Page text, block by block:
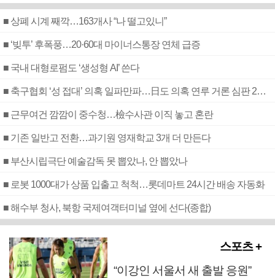
■ 상폐 시계 째깍…163개사 “나 떨고있니”
■ ‘빚투’ 후폭풍…20·60대 마이너스통장 연체 급증
■ 국내 대형로펌도 ‘생성형 AI’ 쓴다
■ 축구협회 ‘성 접대’ 의혹 일파만파…日도 의혹 연루 거론 심판 2명 조사
■ 근무여건 깜깜이 중수청…檢수사관 이직 놓고 혼란
■ 기존 일반고 전환…과기원 영재학교 3개 더 만든다
■ 부산시립극단 예술감독 못 뽑았나, 안 뽑았나
■ 로봇 1000대가 상품 입출고 척척…롯데마트 24시간 배송 자동화
■ 해수부 청사, 북항 국제여객터미널 옆에 선다(종합)
스포츠 +
“이강인 서울서 새 출발 응원”